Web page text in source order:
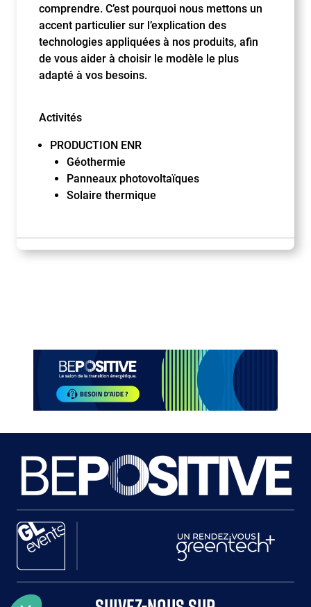
comprendre. C’est pourquoi nous mettons un
accent particulier sur l’explication des
technologies appliquées à nos produits, afin
de vous aider à choisir le modèle le plus
adapté à vos besoins.
Activités
PRODUCTION ENR
Géothermie
Panneaux photovoltaïques
Solaire thermique
Paragraphes
Paragraphes